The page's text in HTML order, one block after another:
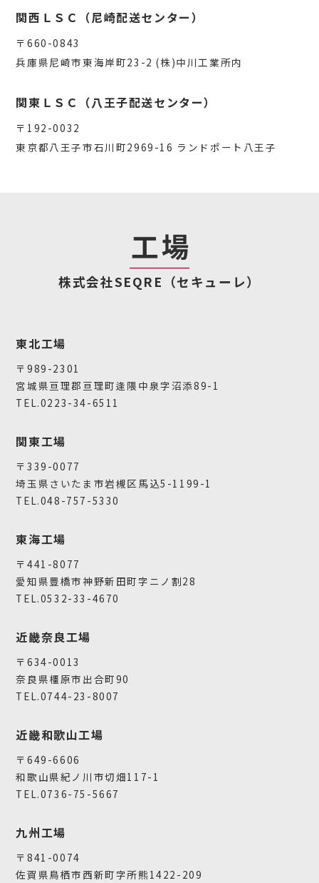
関西ＬＳＣ（尼崎配送センター）
〒660-0843
兵庫県尼崎市東海岸町23-2 (株)中川工業所内
関東ＬＳＣ（八王子配送センター）
〒192-0032
東京都八王子市石川町2969-16 ランドポート八王子
株式会社SEQRE（セキューレ）
東北工場
〒989-2301
宮城県亘理郡亘理町逢隈中泉字沼添89-1
TEL.0223-34-6511
関東工場
〒339-0077
埼玉県さいたま市岩槻区馬込5-1199-1
TEL.048-757-5330
東海工場
〒441-8077
愛知県豊橋市神野新田町字ニノ割28
TEL.0532-33-4670
近畿奈良工場
〒634-0013
奈良県橿原市出合町90
TEL.0744-23-8007
近畿和歌山工場
〒649-6606
和歌山県紀ノ川市切畑117-1
TEL.0736-75-5667
九州工場
〒841-0074
佐賀県鳥栖市西新町字所熊1422-209